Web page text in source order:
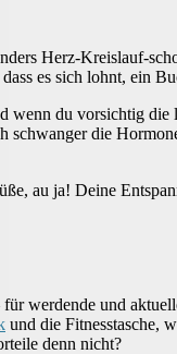
Herz-Kreislauf-
es sich lohnt, ein
du vorsichtig die
die
au ja! Deine
werdende und
und die Fitnesstasche,
denn nicht?